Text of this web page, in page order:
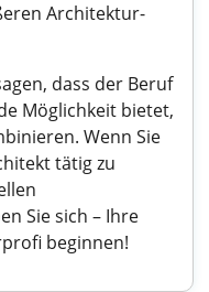
Architektur-
dass der Beruf
Möglichkeit bietet,
Wenn Sie
tätig zu
Sie sich – Ihre
beginnen!